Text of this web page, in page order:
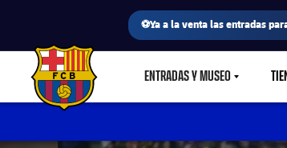
⚽Ya a la venta las entradas
FC Barcelona club badge ENTRADAS Y MUSEO